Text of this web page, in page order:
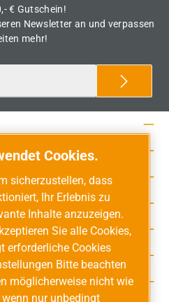
€ Gutschein!
Newsletter an und verpassen
mehr!
Cookies.
sicherzustellen, dass
Ihr Erlebnis zu
Inhalte anzuzeigen.
Sie alle Cookies,
erforderliche Cookies
Bitte beachten
möglicherweise nicht wie
nur unbedingt